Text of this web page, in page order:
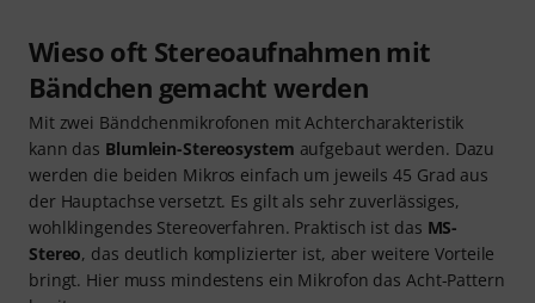
Wieso oft Stereoaufnahmen mit
Bändchen gemacht werden
Mit zwei Bändchenmikrofonen mit Achtercharakteristik
kann das Blumlein-Stereosystem aufgebaut werden. Dazu
werden die beiden Mikros einfach um jeweils 45 Grad aus
der Hauptachse versetzt. Es gilt als sehr zuverlässiges,
wohlklingendes Stereoverfahren. Praktisch ist das MS-
Stereo, das deutlich komplizierter ist, aber weitere Vorteile
bringt. Hier muss mindestens ein Mikrofon das Acht-Pattern